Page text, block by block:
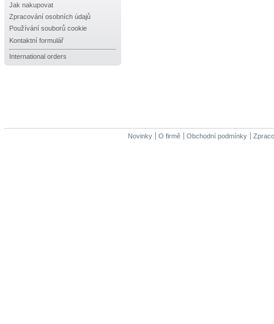
Jak nakupovat
Zpracování osobních údajů
Používání souborů cookie
Kontaktní formulář
International orders
Novinky O firmě Obchodní podmínky